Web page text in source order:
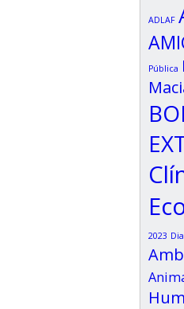
ADLAF
Pública
2023